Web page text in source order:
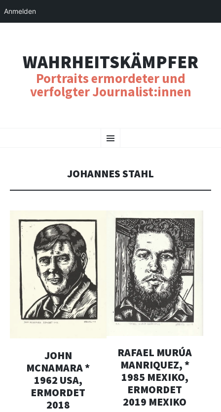
WAHRHEITSKÄMPFER
Portraits ermordeter und
verfolgter Journalist:innen
Menu
TO
JOHANNES STAHL
JOHN
MCNAMARA *
1962 USA,
ERMORDET
2018
RAFAEL MURÚA
MANRIQUEZ, *
1985 MEXIKO,
ERMORDET
2019 MEXIKO
Anmelden